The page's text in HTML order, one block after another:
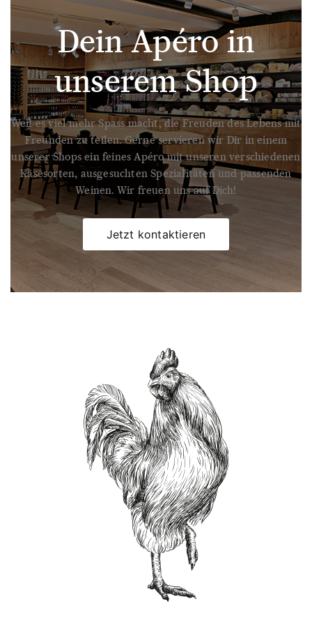
Dein Apéro in
unserem Shop
Weil es viel mehr Spass macht, die Freuden des Lebens mit
Freunden zu teilen. Gerne servieren wir Dir in einem
unserer Shops ein feines Apéro mit unseren verschiedenen
Käsesorten, ausgesuchten Spezialitäten und passenden
Weinen. Wir freuen uns auf Dich!
Jetzt kontaktieren